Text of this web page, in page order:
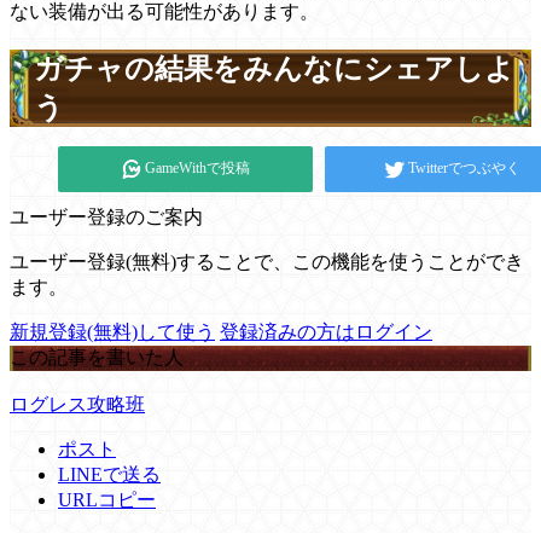
ない装備が出る可能性があります。
ガチャの結果をみんなにシェアしよ
う
GameWithで投稿 Twitterでつぶやく
ユーザー登録のご案内
ユーザー登録(無料)することで、この機能を使うことができ
ます。
新規登録(無料)して使う 登録済みの方はログイン
この記事を書いた人
ログレス攻略班
ポスト
LINEで送る
URLコピー